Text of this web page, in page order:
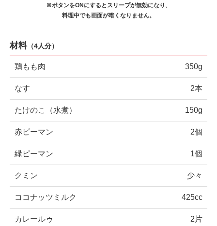
※ボタンをONにするとスリープが無効になり、
料理中でも画面が暗くなりません。
材料（4人分）
鶏もも肉 350g
なす 2本
たけのこ（水煮） 150g
赤ピーマン 2個
緑ピーマン 1個
クミン 少々
ココナッツミルク 425cc
カレールゥ 2片